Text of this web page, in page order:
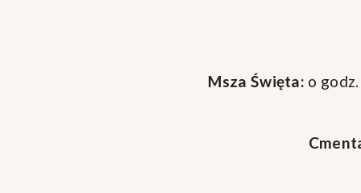
Msza Święta: o